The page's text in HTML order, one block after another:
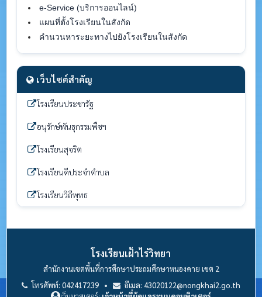
e-Service (บริการออนไลน์)
แผนที่ตั้งโรงเรียนในสังกัด
คำนวนหาระยะทางไปยังโรงเรียนในสังกัด
เว็บไซต์สำคัญ
โรงเรียนประชารัฐ
อนุรักษ์พันธุกรรมพืชฯ
โรงเรียนสุจริต
โรงเรียนดีประจำตำบล
โรงเรียนวิถีพุทธ
โรงเรียนเฝ้าไร่วิทยา
สำนักงานเขตพื้นที่การศึกษาประถมศึกษาหนองคาย เขต 2
โทรศัพท์: 042417239 •
อีเมล: 43020122@nongkhai2.go.th